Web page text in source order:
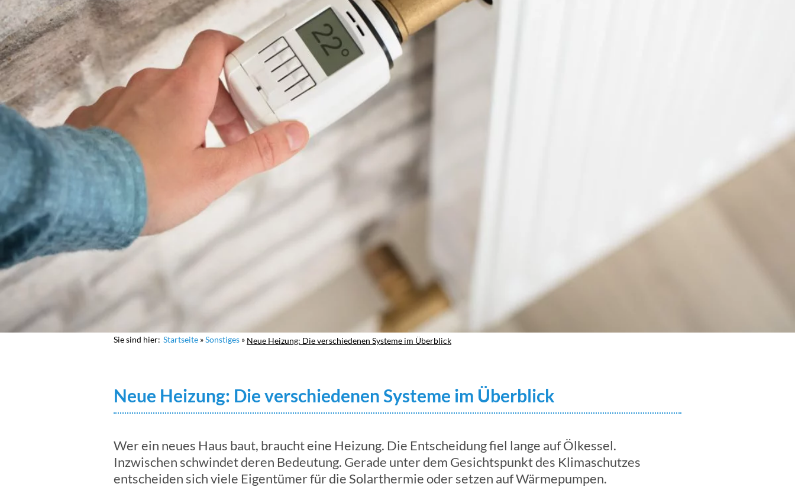
Sie sind hier: Startseite Sonstiges Neue Heizung: Die verschiedenen Systeme im Überblick
Neue Heizung: Die verschiedenen Systeme im Überblick
Wer ein neues Haus baut, braucht eine Heizung. Die Entscheidung fiel lange auf Ölkessel.
Inzwischen schwindet deren Bedeutung. Gerade unter dem Gesichtspunkt des Klimaschutzes
entscheiden sich viele Eigentümer für die Solarthermie oder setzen auf Wärmepumpen.